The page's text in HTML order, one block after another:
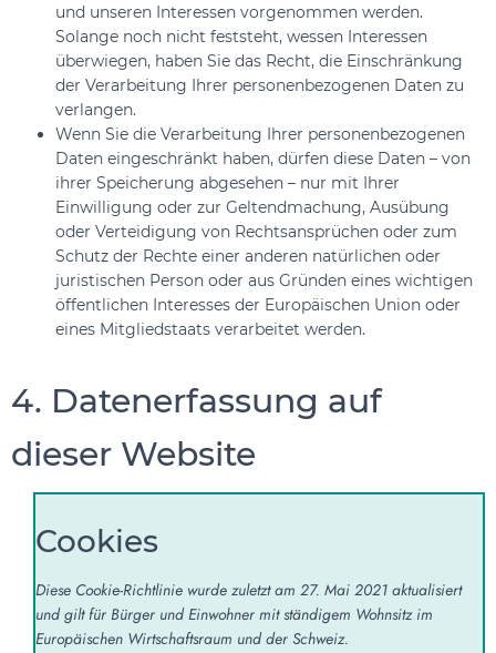
und unseren Interessen vorgenommen werden.
Solange noch nicht feststeht, wessen Interessen
überwiegen, haben Sie das Recht, die Einschränkung
der Verarbeitung Ihrer personenbezogenen Daten zu
verlangen.
Wenn Sie die Verarbeitung Ihrer personenbezogenen
Daten eingeschränkt haben, dürfen diese Daten – von
ihrer Speicherung abgesehen – nur mit Ihrer
Einwilligung oder zur Geltendmachung, Ausübung
oder Verteidigung von Rechtsansprüchen oder zum
Schutz der Rechte einer anderen natürlichen oder
juristischen Person oder aus Gründen eines wichtigen
öffentlichen Interesses der Europäischen Union oder
eines Mitgliedstaats verarbeitet werden.
4. Datenerfassung auf
dieser Website
Cookies
Diese Cookie-Richtlinie wurde zuletzt am 27. Mai 2021 aktualisiert
und gilt für Bürger und Einwohner mit ständigem Wohnsitz im
Europäischen Wirtschaftsraum und der Schweiz.